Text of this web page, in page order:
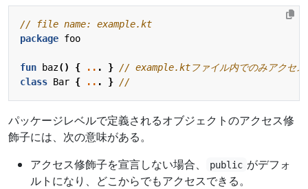
package foo
fun baz() { .. .
}
class Bar { .. . }
パッケージレベルで定義されるオブジェクトのアクセス修
飾子には、次の意味がある。
アクセス修飾子を宣言しない場合、
public がデフォ
ルトになり、どこからでもアクセスできる。